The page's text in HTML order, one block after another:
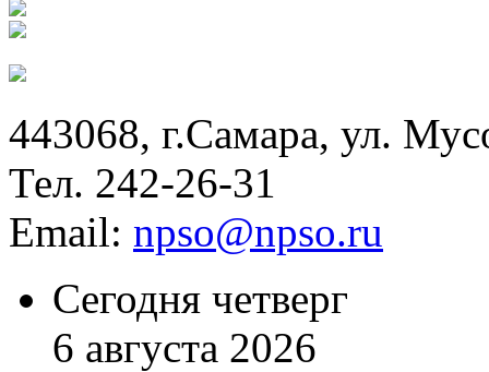
443068, г.Самара, ул.
Тел. 242-26-31
Email: npso@npso.ru
Сегодня четверг
6 августа 2026